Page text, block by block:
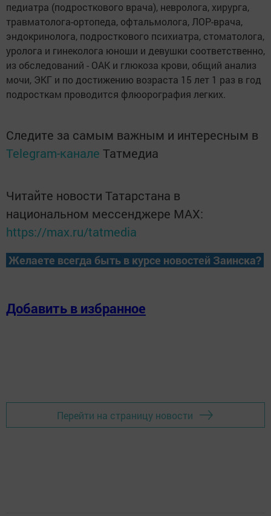
педиатра (подросткового врача), невролога, хирурга,
травматолога-ортопеда, офтальмолога, ЛОР-врача,
эндокринолога, подросткового психиатра, стоматолога,
уролога и гинеколога юноши и девушки соответственно,
из обследований - ОАК и глюкоза крови, общий анализ
мочи, ЭКГ и по достижению возраста 15 лет 1 раз в год
подросткам проводится флюорография легких.
Следите за самым важным и интересным в
Telegram-канале Татмедиа
Читайте новости Татарстана в
национальном мессенджере MАХ:
https://max.ru/tatmedia
Желаете всегда быть в курсе новостей Заинска?
Добавить в избранное
Перейти на страницу новости